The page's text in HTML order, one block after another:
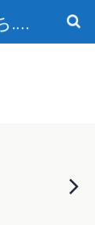
特価情報集合体 そくぽち.com